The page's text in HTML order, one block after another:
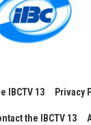
IBCTV 13 Privacy
the IBCTV 13